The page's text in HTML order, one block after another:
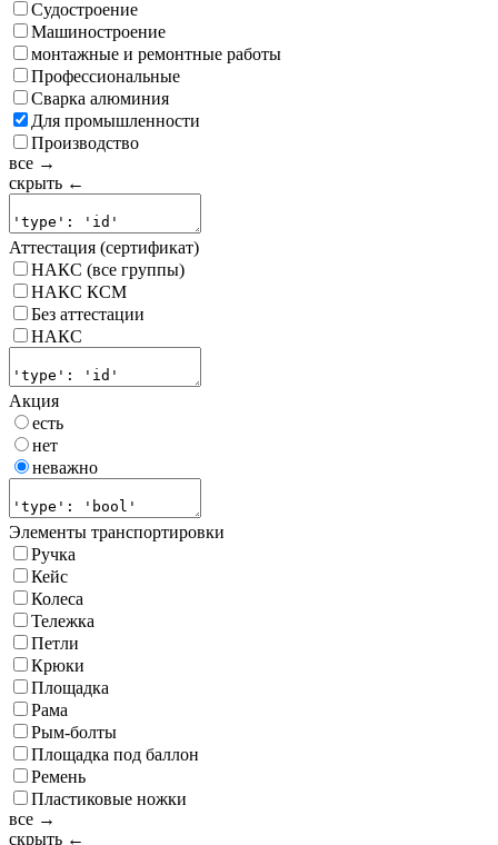
Судостроение
Машиностроение
монтажные и ремонтные работы
Профессиональные
Сварка алюминия
Для промышленности
Производство
все →
скрыть ←
Аттестация (сертификат)
НАКС (все группы)
НАКС КСМ
Без аттестации
НАКС
Акция
есть
нет
неважно
Элементы транспортировки
Ручка
Кейс
Колеса
Тележка
Петли
Крюки
Площадка
Рама
Рым-болты
Площадка под баллон
Ремень
Пластиковые ножки
все →
скрыть ←